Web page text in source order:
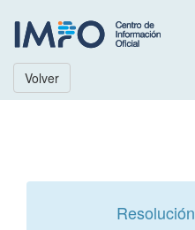
Volver
Resolución